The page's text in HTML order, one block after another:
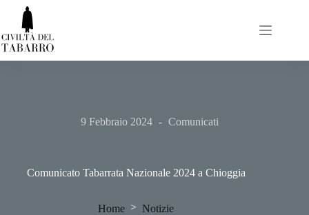
contenuto
9 Febbraio 2024 Comunicati
Comunicato Tabarrata Nazionale 2024 a Chioggia
Home > Notizie